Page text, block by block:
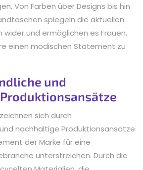
Von Farben über Designs bis hin
spiegeln die aktuellen
und ermöglichen es Frauen,
einen modischen Statement zu
und
sich durch
nachhaltige Produktionsansätze
der Marke für eine
unterstreichen. Durch die